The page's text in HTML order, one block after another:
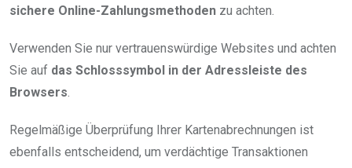
sichere Online-Zahlungsmethoden zu achten.
Verwenden Sie nur vertrauenswürdige Websites und achten
Sie auf das Schlosssymbol in der Adressleiste des
Browsers.
Regelmäßige Überprüfung Ihrer Kartenabrechnungen ist
ebenfalls entscheidend, um verdächtige Transaktionen